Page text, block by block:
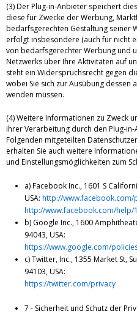
(3) Der Plug-in-Anbieter speichert
diese für Zwecke der Werbung,
bedarfsgerechten Gestaltung seiner
erfolgt insbesondere (auch für nicht
von bedarfsgerechter Werbung und
Netzwerks über Ihre Aktivitäten auf
steht ein Widerspruchsrecht gegen
wobei Sie sich zur Ausübung dessen
wenden müssen.
(4) Weitere Informationen zu Zweck
ihrer Verarbeitung durch den Plug-
Folgenden mitgeteilten
erhalten Sie auch weitere
und Einstellungsmöglichkeiten zum
a) Facebook Inc., 1601 S
USA: http://www.facebook.com/
http://www.facebook.com/help/
b) Google Inc., 1600
94043, USA:
https://www.google.com/
c) Twitter, Inc., 1355 Market St,
94103, USA:
https://twitter.com/privacy
7 - Sicherheit und Schutz der